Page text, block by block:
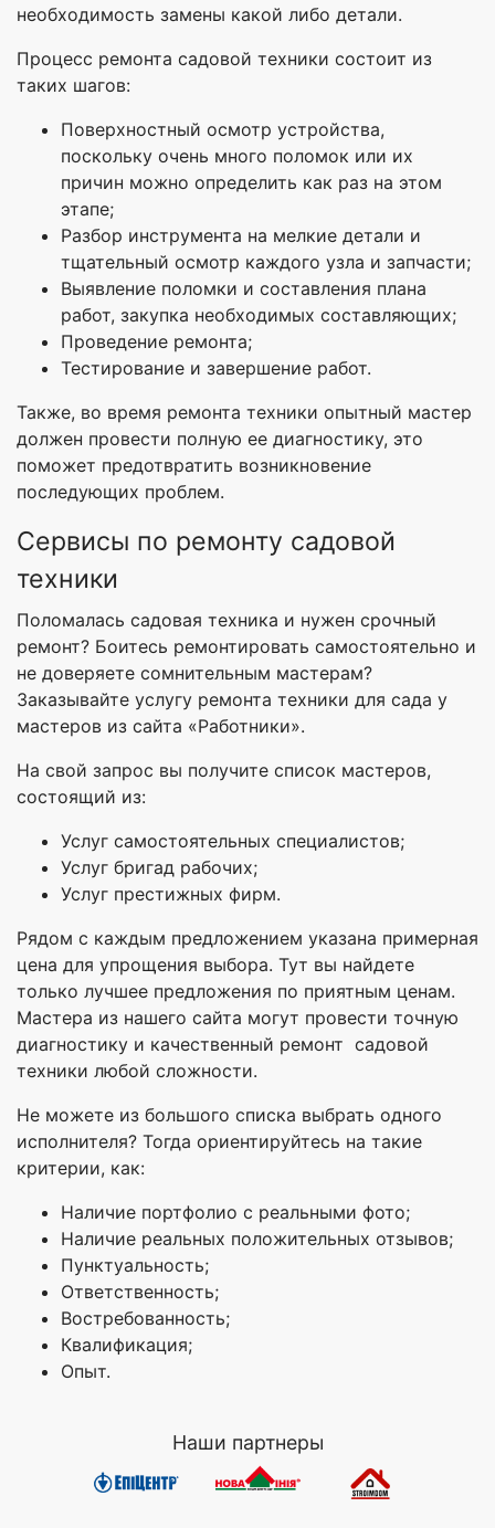
необходимость замены какой либо детали.
Процесс ремонта садовой техники состоит из
таких шагов:
Поверхностный осмотр устройства,
поскольку очень много поломок или их
причин можно определить как раз на этом
этапе;
Разбор инструмента на мелкие детали и
тщательный осмотр каждого узла и запчасти;
Выявление поломки и составления плана
работ, закупка необходимых составляющих;
Проведение ремонта;
Тестирование и завершение работ.
Также, во время ремонта техники опытный мастер
должен провести полную ее диагностику, это
поможет предотвратить возникновение
последующих проблем.
Сервисы по ремонту садовой
техники
Поломалась садовая техника и нужен срочный
ремонт? Боитесь ремонтировать самостоятельно и
не доверяете сомнительным мастерам?
Заказывайте услугу ремонта техники для сада у
мастеров из сайта «Работники».
На свой запрос вы получите список мастеров,
состоящий из:
Услуг самостоятельных специалистов;
Услуг бригад рабочих;
Услуг престижных фирм.
Рядом с каждым предложением указана примерная
цена для упрощения выбора. Тут вы найдете
только лучшее предложения по приятным ценам.
Мастера из нашего сайта могут провести точную
диагностику и качественный ремонт садовой
техники любой сложности.
Не можете из большого списка выбрать одного
исполнителя? Тогда ориентируйтесь на такие
критерии, как:
Наличие портфолио с реальными фото;
Наличие реальных положительных отзывов;
Пунктуальность;
Ответственность;
Востребованность;
Квалификация;
Опыт.
Наши партнеры